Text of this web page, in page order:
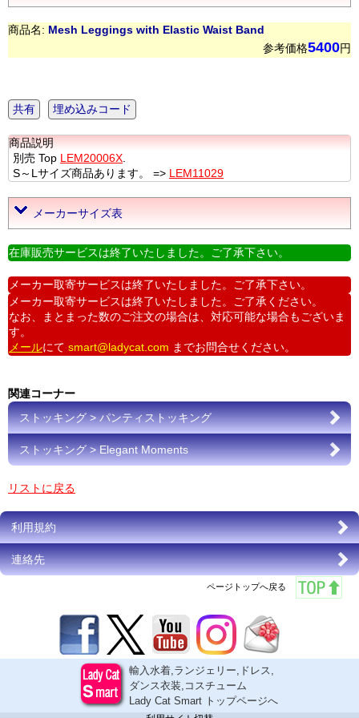
商品名: Mesh Leggings with Elastic Waist Band
参考価格5400円
共有 埋め込みコード
商品説明
別売 Top LEM20006X
S～Lサイズ商品あります。 => LEM11029
メーカーサイズ表
在庫販売サービスは終了いたしました。ご了承下さい。
メーカー取寄サービスは終了いたしました。ご了承下さい。
メーカー取寄サービスは終了いたしました。ご了承ください。
なお、まとまった数のご注文の場合は、対応可能な場合もございま
す。
メールにて smart@ladycat.com までお問合せください。
関連コーナー
ストッキング > パンティストッキング
ストッキング > Elegant Moments
リストに戻る
利用規約
連絡先
ページトップへ戻る
輸入水着,ランジェリー,ドレス,
ダンス衣装,コスチューム
Lady Cat Smart トップページへ